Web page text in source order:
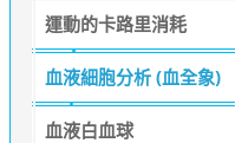
運動的卡路里消耗
血液細胞分析 (血全象)
血液白血球